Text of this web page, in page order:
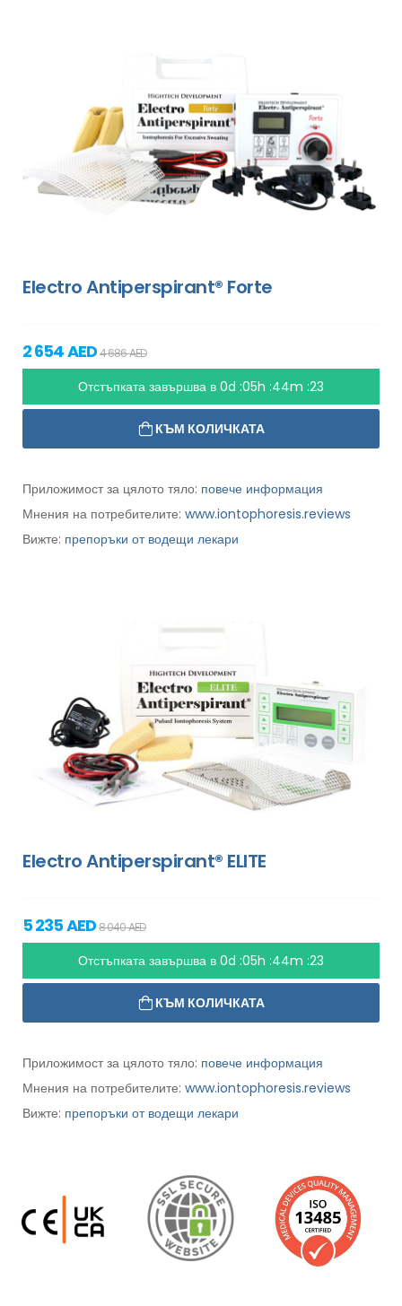
Electro Antiperspirant® Forte
2 654 AED4 686 AED
Отстъпката завършва в0d :05h :44m :21
КЪМ КОЛИЧКАТА
Приложимост за цялото тяло: повече информация
Мнения на потребителите: www.iontophoresis.reviews
Вижте: препоръки от водещи лекари
Electro Antiperspirant® ELITE
5 235 AED8 040 AED
Отстъпката завършва в0d :05h :44m :21
КЪМ КОЛИЧКАТА
Приложимост за цялото тяло: повече информация
Мнения на потребителите: www.iontophoresis.reviews
Вижте: препоръки от водещи лекари